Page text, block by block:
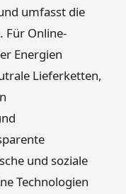
umfasst die
Für Online-
Energien
Lieferketten,
und soziale
Technologien